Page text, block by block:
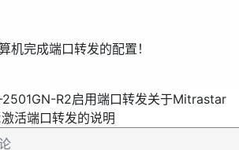
机完成端口转发的配置！
R2启用端口转发关于Mitrastar
活端口转发的说明